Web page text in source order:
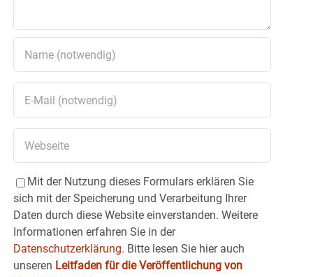
Mit der Nutzung dieses Formulars erklären Sie
sich mit der Speicherung und Verarbeitung Ihrer
Daten durch diese Website einverstanden. Weitere
Informationen erfahren Sie in der
Datenschutzerklärung. Bitte lesen Sie hier auch
unseren Leitfaden für die Veröffentlichung von